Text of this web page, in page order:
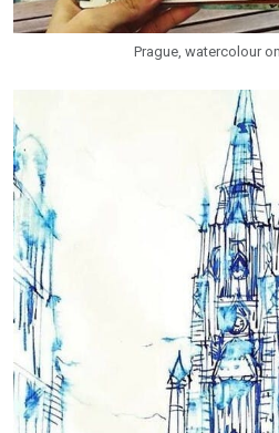
Prague, watercolour